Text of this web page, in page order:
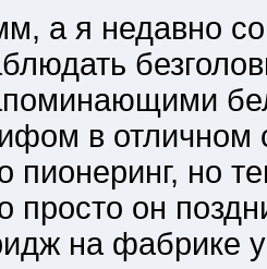
а я недавно
в отличном
пионеринг, но
просто он
на фабрике